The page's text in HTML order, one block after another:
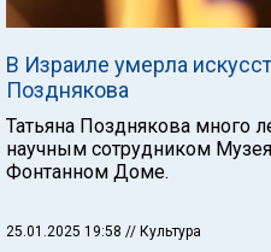
В Израиле умерла
Позднякова
Татьяна Позднякова много
научным сотрудником
Фонтанном Доме.
25.01.2025 19:58 // Культура